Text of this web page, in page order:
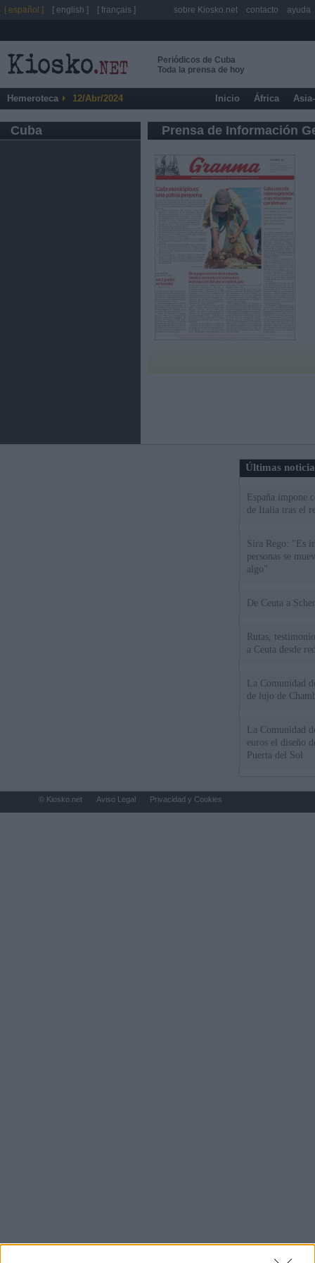
Periódicos de Cuba
Toda la prensa de hoy
Hemeroteca 12/Abr/2024 Inicio África
Cuba Prensa de Información
Últimas
España impone
de Italia tras el
Sira Rego: "Es
personas se
algo"
De
Rutas,
a Ceuta desde
La Comunidad
de lujo de
La Comunidad
euros el diseño
Puerta del Sol
[ español ] [ english ] [ français ] sobre Kiosko.net contacto ayuda
© Kiosko.net Aviso Legal Privacidad y Cookies